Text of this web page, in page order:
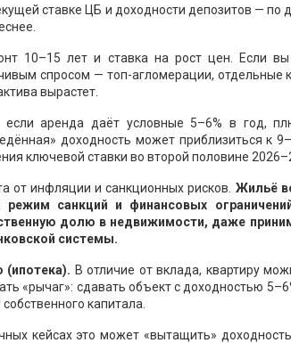
ставке ЦБ и доходности депозитов — по
10–15 лет и ставка на рост цен. Если
спросом — топ-агломерации, отдельные
вырастет.
аренда даёт условные 5–6% в год,
доходность может приблизиться к
ключевой ставки во второй половине
от инфляции и санкционных рисков. Жильё
режим санкций и финансовых
долю в недвижимости, даже
системы.
(ипотека). В отличие от вклада, квартиру
«рычаг»: сдавать объект с доходностью
капитала.
кейсах это может «вытащить»